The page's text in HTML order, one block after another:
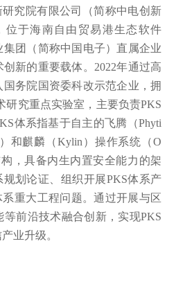
究院有限公司（简称中电创新
位于海南自由贸易港生态软件
团（简称中国电子）直属企业
新的重要载体。2022年通过高
务院国资委科改示范企业，拥
研究重点实验室，主要负责PKS
体系指基于自主的飞腾（Phyti
和麒麟（Kylin）操作系统（O
，具备内生内置安全能力的架
划论证、组织开展PKS体系产
重大工程问题。通过开展与区
前沿技术融合创新，实现PKS
业升级。